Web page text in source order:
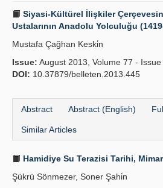
Journal Boards
Writing Rules
Principles
Contact Us
Siyasi-Kültürel İlişkiler
Ustalarının Anadolu Yolculuğu
Mustafa Çağhan Keski̇n
Issue: August 2013, Volume 77 - Issue
DOI: 10.37879/belleten.2013.445
Abstract Abstract (English)
Similar Articles
Hamidiye Su Terazisi Tarihi,
Şükrü Sönmezer, Soner Şahi̇n